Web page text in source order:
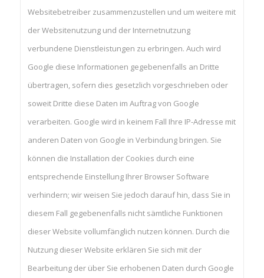
Websitebetreiber zusammenzustellen und um weitere mit
der Websitenutzung und der Internetnutzung
verbundene Dienstleistungen zu erbringen. Auch wird
Google diese Informationen gegebenenfalls an Dritte
übertragen, sofern dies gesetzlich vorgeschrieben oder
soweit Dritte diese Daten im Auftrag von Google
verarbeiten. Google wird in keinem Fall Ihre IP-Adresse mit
anderen Daten von Google in Verbindung bringen. Sie
können die Installation der Cookies durch eine
entsprechende Einstellung Ihrer Browser Software
verhindern; wir weisen Sie jedoch darauf hin, dass Sie in
diesem Fall gegebenenfalls nicht sämtliche Funktionen
dieser Website vollumfänglich nutzen können. Durch die
Nutzung dieser Website erklären Sie sich mit der
Bearbeitung der über Sie erhobenen Daten durch Google